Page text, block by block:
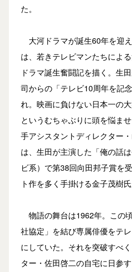
た。
大河ドラマが誕生60年を迎
は、若きテレビマンたちによ
ドラマ誕生奮闘記を描く。生
司からの「テレビ10周年を記
れ。映画に負けない日本一の大
というむちゃぶりに頭を悩ま
手アシスタントディレクター
は、生田が主演した「俺の話
ビ系）で第38回向田邦子賞を
ト作を多く手掛ける金子茂樹氏
物語の舞台は1962年。この
社協定」を結び専属俳優をテ
にしていた。それを突破すべ
ター・佐田啓二の自宅に日参